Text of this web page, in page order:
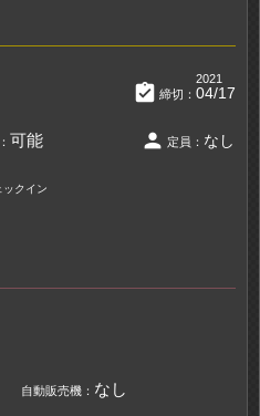
assignment_turned_in 締切：
2021
04/17
可能 person 定員： なし
クイン
自動販売機： なし